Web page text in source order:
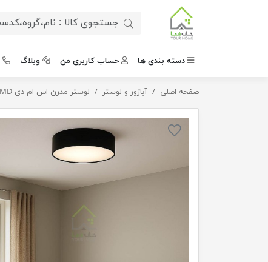
دسته بندی ها حساب کاربری من وبلاگ
صفحه اصلی آباژور و لوستر لوستر مدرن اس ام دی SMD لوستر سقفی گرد smd